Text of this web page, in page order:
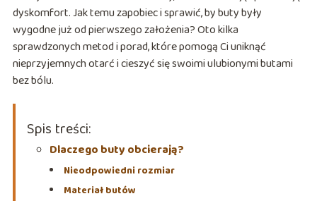
dyskomfort. Jak temu zapobiec i sprawić, by buty były
wygodne już od pierwszego założenia? Oto kilka
sprawdzonych metod i porad, które pomogą Ci uniknąć
nieprzyjemnych otarć i cieszyć się swoimi ulubionymi butami
bez bólu.
Spis treści:
Dlaczego buty obcierają?
Nieodpowiedni rozmiar
Materiał butów